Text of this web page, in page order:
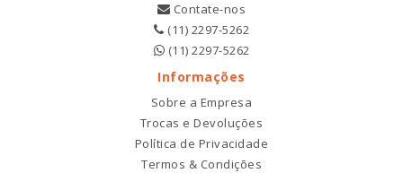
Contate-nos
(11) 2297-5262
(11) 2297-5262
Informações
Sobre a Empresa
Trocas e Devoluções
Política de Privacidade
Termos & Condições